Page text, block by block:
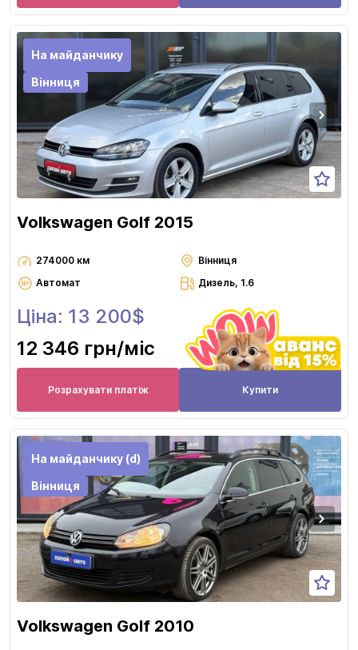
На майданчику
Вінниця
Volkswagen Golf 2015
274000 км
Вінниця
Автомат
Дизель, 1.6
Ціна: 13 200$
12 346 грн/міс
Розрахувати платіж Купити
На майданчику (d)
Вінниця
Volkswagen Golf 2010